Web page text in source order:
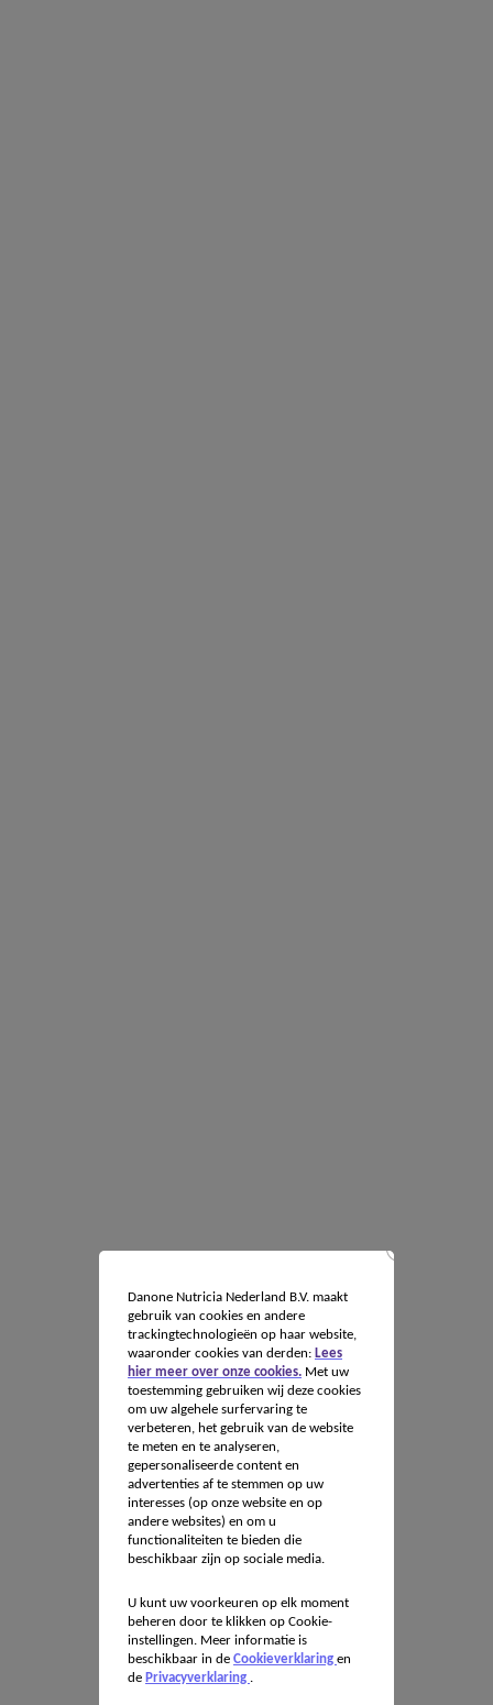
Danone Nutricia Nederland B.V. maakt
gebruik van cookies en andere
trackingtechnologieën op haar website,
waaronder cookies van derden: Lees
hier meer over onze cookies.Met uw
toestemming gebruiken wij deze cookies
om uw algehele surfervaring te
verbeteren, het gebruik van de website
te meten en te analyseren,
gepersonaliseerde content en
advertenties af te stemmen op uw
interesses (op onze website en op
andere websites) en om u
functionaliteiten te bieden die
beschikbaar zijn op sociale media.
U kunt uw voorkeuren op elk moment
beheren door te klikken op Cookie-
instellingen. Meer informatie is
beschikbaar in de Cookieverklaring en
de Privacyverklaring .